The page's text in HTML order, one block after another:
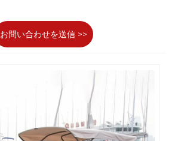
お問い合わせを送信 >>